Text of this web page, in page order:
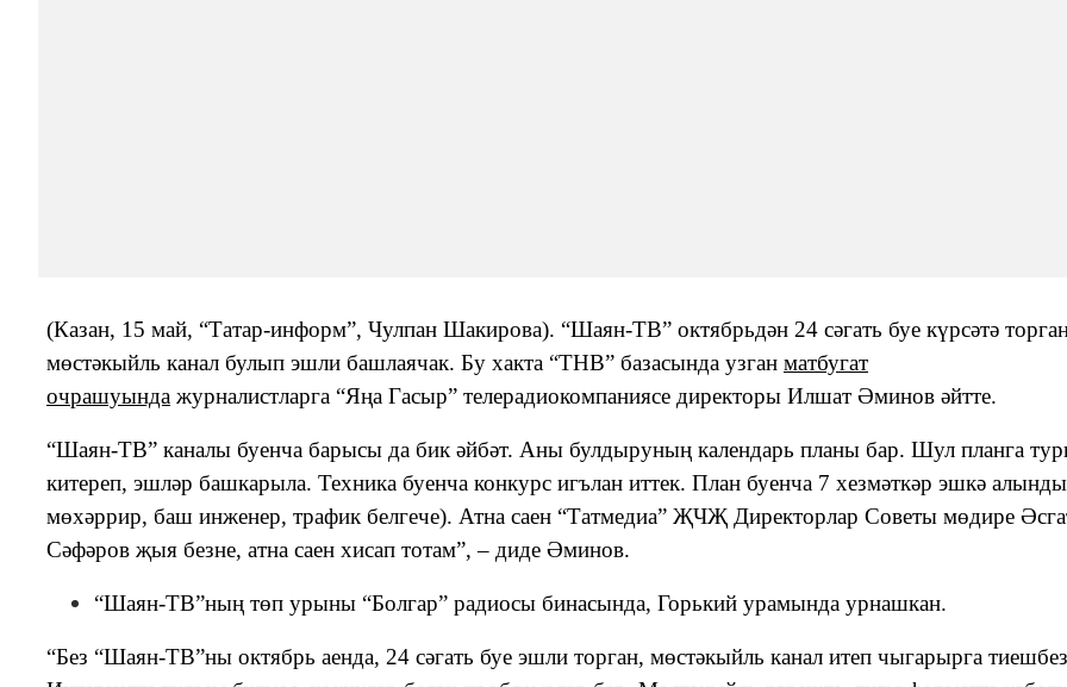
(Казан, 15 май, “Татар-информ”, Чулпан Шакирова). “Шаян-ТВ” октябрьдән 24 сәгать буе күрсәтә
мөстәкыйль канал булып эшли башлаячак. Бу хакта “ТНВ” базасында узган матбугат
очрашуында журналистларга “Яңа Гасыр” телерадиокомпаниясе директоры Илшат Әминов әйтте.
“Шаян-ТВ” каналы буенча барысы да бик әйбәт. Аны булдыруның календарь планы бар. Шул планга
китереп, эшләр башкарыла. Техника буенча конкурс игълан иттек. План буенча 7 хезмәткәр эшкә
мөхәррир, баш инженер, трафик белгече). Атна саен “Татмедиа” ҖЧҖ Директорлар Советы мөдире
Сәфәров җыя безне, атна саен хисап тотам”, – диде Әминов.
“Шаян-ТВ”ның төп урыны “Болгар” радиосы бинасында, Горький урамында урнашкан.
“Без “Шаян-ТВ”ны октябрь аенда, 24 сәгать буе эшли торган, мөстәкыйль канал итеп чыгарырга